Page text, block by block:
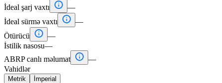
İdeal şarj vaxtı
 —
İdeal sürmə vaxtı
 —
Ötürücü
 —
İstilik nasosu—
ABRP canlı məlumat  —
Vahidlər
Metrik İmperial